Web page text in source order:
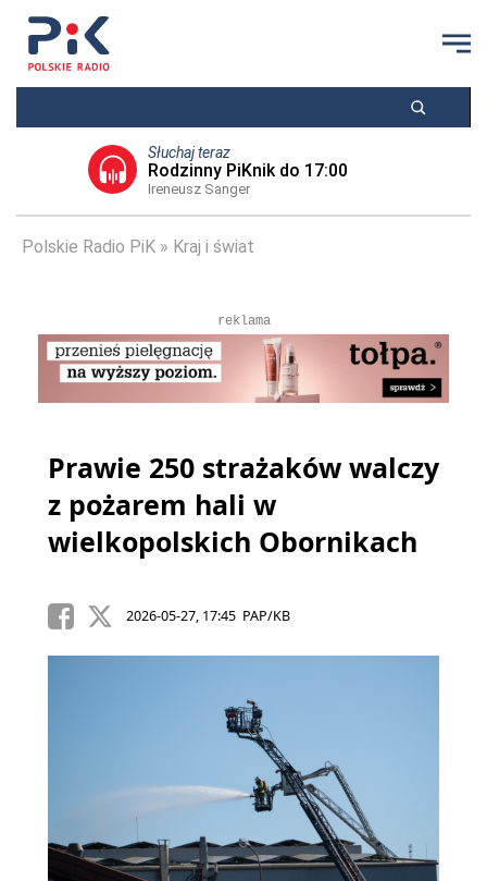
Słuchaj teraz
Rodzinny PiKnik do 17:00
Ireneusz Sanger
Polskie Radio PiK Kraj i świat
reklama
Prawie 250 strażaków walczy
z pożarem hali w
wielkopolskich Obornikach
2026-05-27, 17:45 PAP/KB